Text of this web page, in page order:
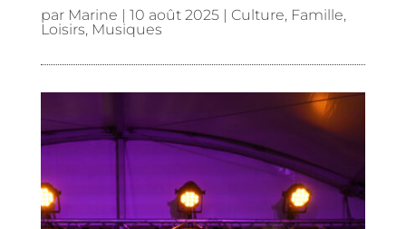
par Marine | 10 août 2025| Culture, Famille,
Loisirs, Musiques